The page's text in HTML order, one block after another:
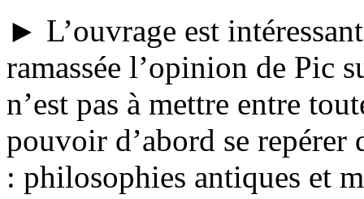
► L’ouvrage est
ramassée l’opinion de Pic
n’est pas à mettre entre
pouvoir d’abord se repérer
: philosophies antiques et